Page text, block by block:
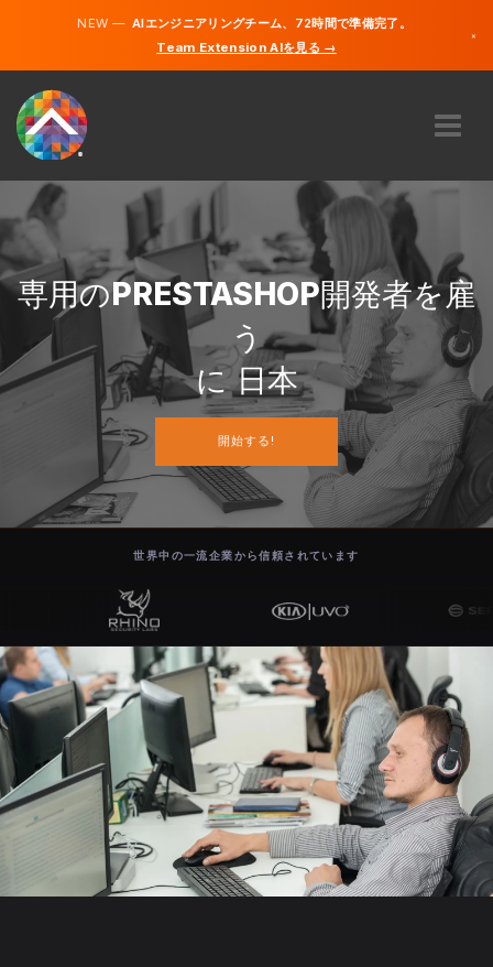
NEW —AIエンジニアリングチーム、72時間で準備完了。
Team Extension AIを見る →
×
私たちに関しては
専門知識
どのように機能するのですか？
キャリア
雇う
日本
開始する
専用のPRESTASHOP開発者を雇
う
に 日本
開始する!
世界中の一流企業から信頼されています